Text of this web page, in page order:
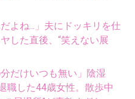
よね...」夫にドッキリを仕
した直後、“笑えない展
だけいつも無い」陰湿
職した44歳女性。散歩中